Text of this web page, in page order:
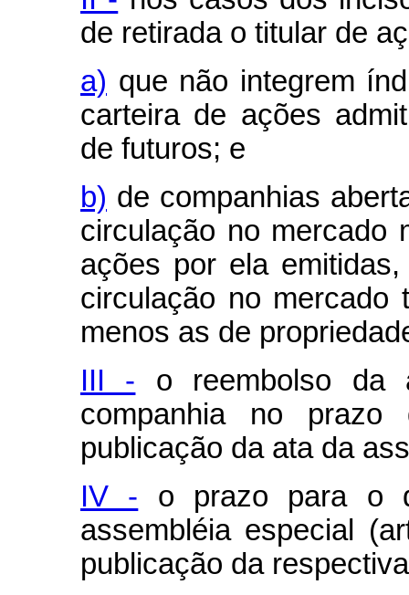
de retirada o titular de
a) que não integrem
carteira de ações
de futuros; e
b) de companhias
circulação no mercado
ações por ela
circulação no mercado
menos as de
III - o reembolso da
companhia no
publicação da ata da
IV - o prazo para o
assembléia especial
publicação da